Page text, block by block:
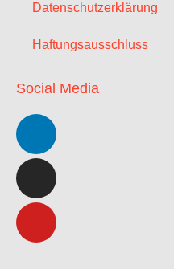
Datenschutzerklärung
Haftungsausschluss
Social Media